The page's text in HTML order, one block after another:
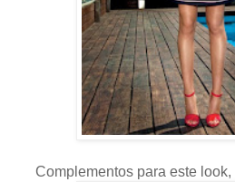
Complementos para este look,